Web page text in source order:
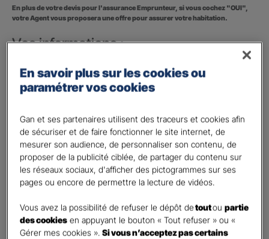
En plus de votre devis pour l'assurance Emprunteur, si vous cochez "OUI",
votre Agent vous proposera une offre pour assurer votre habitation.
Vos informations :
Etes-vous déjà client Gan assurances ?*
Oui
Civilité*
Madame
Monsieur
Contact *
First Last
Téléphone*
En savoir plus sur les cookies ou
paramétrer vos cookies
Gan et ses partenaires utilisent des traceurs et cookies afin
de sécuriser et de faire fonctionner le site internet, de
mesurer son audience, de personnaliser son contenu, de
proposer de la publicité ciblée, de partager du contenu sur
les réseaux sociaux, d'afficher des pictogrammes sur ses
pages ou encore de permettre la lecture de vidéos.
Vous avez la possibilité de refuser le dépôt detoutoupartie
des cookies en appuyant le bouton « Tout refuser » ou «
Gérer mes cookies ».Si vous n’acceptez pas certains